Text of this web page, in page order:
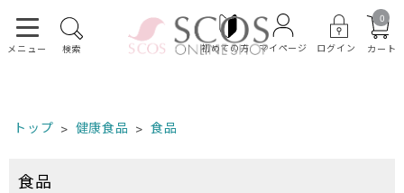
メニュー 検索 初めての方 マイページ ログイン
0
カート
トップ 健康食品 食品
食品